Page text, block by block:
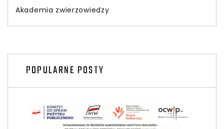
Akademia zwierzowiedzy
POPULARNE POSTY